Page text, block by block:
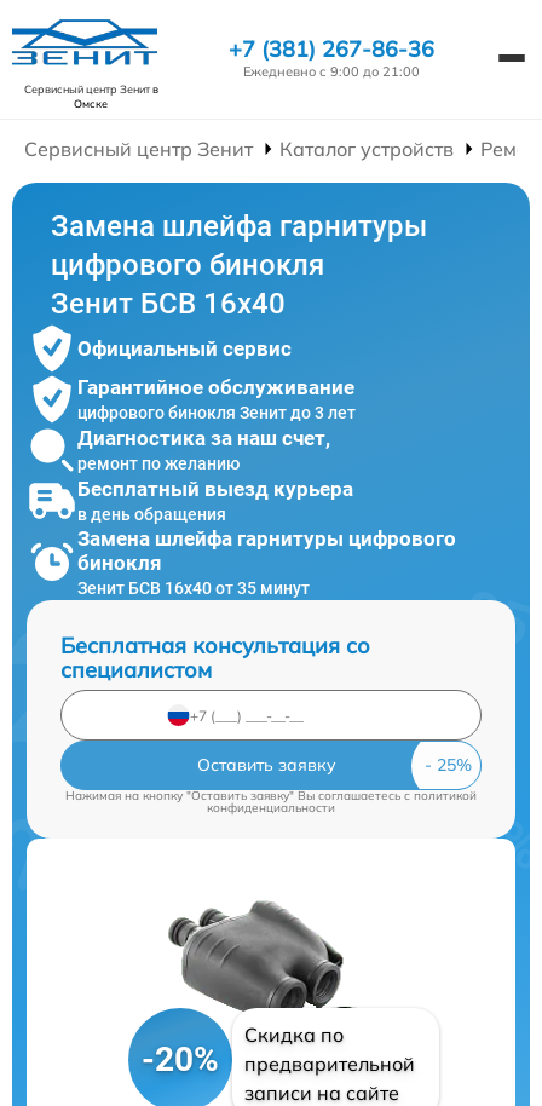
Сервисный центр Зенитв
Омске
+7 (381) 267-86-36
Ежедневно с 9:00 до 21:00
Сервисный центр Зенит Каталог устройств
Замена шлейфа гарнитуры
цифрового бинокля
Зенит БСВ 16х40
Официальный сервис
Гарантийное обслуживание
цифрового бинокля Зенит до 3 лет
Диагностика за наш счет,
ремонт по желанию
Бесплатный выезд курьера
в день обращения
Замена шлейфа гарнитуры цифрового
бинокля
Зенит БСВ 16х40 от 35 минут
Бесплатная консультация со
специалистом
Оставить заявку
Нажимая на кнопку "Оставить заявку" Вы соглашаетесь cполитикой
конфиденциальности
-20%
Скидка по
предварительной
записи на сайте